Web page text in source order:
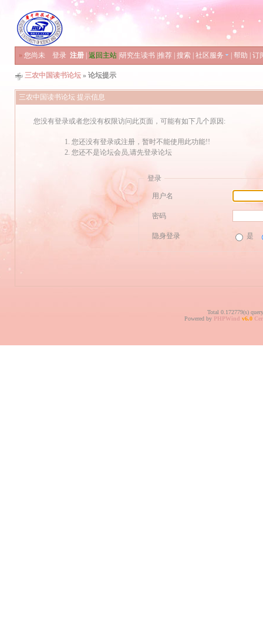
» 您尚未 登录 注册 返回主站 研究生读书 推荐 搜索 社区服务 帮助 订
三农中国读书论坛 » 论坛提示
三农中国读书论坛 提示信息
您没有登录或者您没有权限访问此页面，可能有如下几个原因:
您还没有登录或注册，暂时不能使用此功能!!
您还不是论坛会员,请先登录论坛
登录
用户名
密码
隐身登录 是
Total 0.172779(s)
Powered by PHPWind v6.0